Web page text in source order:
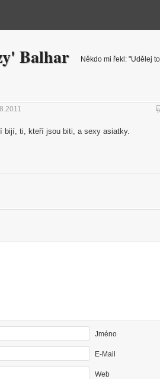
Balhar Někdo mi řekl: "Udělej
bijí, ti, kteří jsou biti, a sexy asiatky.
Jméno
E-Mail
Web